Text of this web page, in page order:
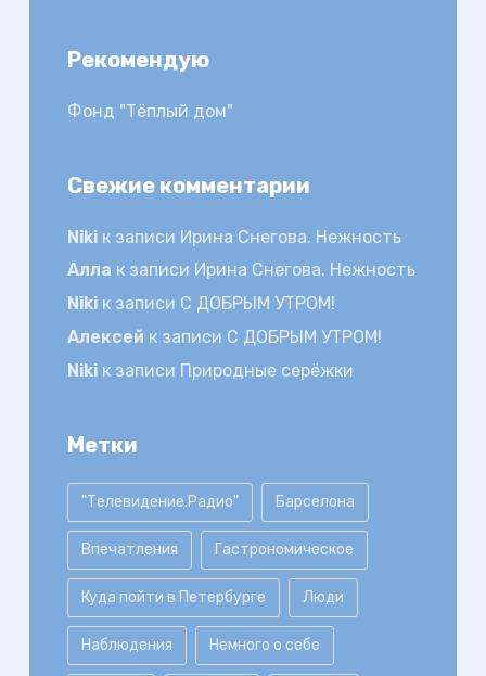
Рекомендую
Фонд "Тёплый дом"
Свежие комментарии
Nikiк записи Ирина Снегова. Нежность
Алла к записи Ирина Снегова. Нежность
Nikiк записи С ДОБРЫМ УТРОМ!
Алексей к записи С ДОБРЫМ УТРОМ!
Nikiк записи Природные серёжки
Метки
"Телевидение.Радио" Барселона
Впечатления Гастрономическое
Куда пойти в Петербурге Люди
Наблюдения Немного о себе